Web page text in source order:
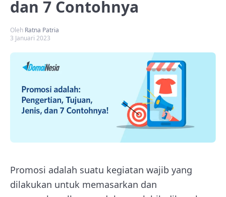
dan 7 Contohnya
Oleh Ratna Patria
3 Januari 2023
Promosi adalah suatu kegiatan wajib yang
dilakukan untuk memasarkan dan